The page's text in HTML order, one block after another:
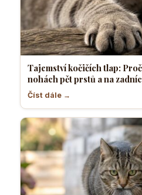
Tajemství kočičích tlap:
nohách pět prstů a na
Číst dále →